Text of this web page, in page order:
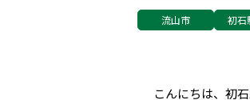
流山市 初石
こんにちは、初石